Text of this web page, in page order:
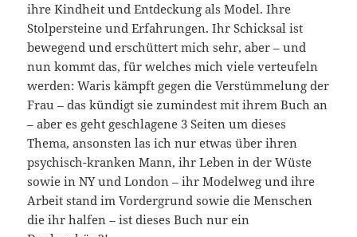
ihre Kindheit und Entdeckung als Model. Ihre
Stolpersteine und Erfahrungen. Ihr Schicksal ist
bewegend und erschüttert mich sehr, aber – und
nun kommt das, für welches mich viele verteufeln
werden: Waris kämpft gegen die Verstümmelung der
Frau – das kündigt sie zumindest mit ihrem Buch an
– aber es geht geschlagene 3 Seiten um dieses
Thema, ansonsten las ich nur etwas über ihren
psychisch-kranken Mann, ihr Leben in der Wüste
sowie in NY und London – ihr Modelweg und ihre
Arbeit stand im Vordergrund sowie die Menschen
die ihr halfen – ist dieses Buch nur ein